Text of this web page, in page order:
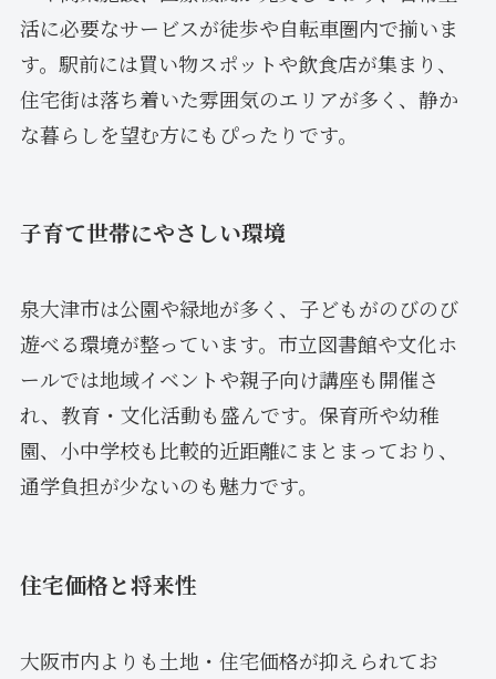
活に必要なサービスが徒歩や自転車圏内で揃いま
す。駅前には買い物スポットや飲食店が集まり、
住宅街は落ち着いた雰囲気のエリアが多く、静か
な暮らしを望む方にもぴったりです。
子育て世帯にやさしい環境
泉大津市は公園や緑地が多く、子どもがのびのび
遊べる環境が整っています。市立図書館や文化ホ
ールでは地域イベントや親子向け講座も開催さ
れ、教育・文化活動も盛んです。保育所や幼稚
園、小中学校も比較的近距離にまとまっており、
通学負担が少ないのも魅力です。
住宅価格と将来性
大阪市内よりも土地・住宅価格が抑えられてお